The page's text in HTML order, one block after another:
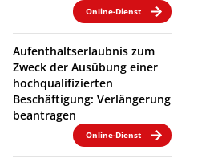
Online-Dienst
Aufenthaltserlaubnis zum
Zweck der Ausübung einer
hochqualifizierten
Beschäftigung: Verlängerung
beantragen
Online-Dienst